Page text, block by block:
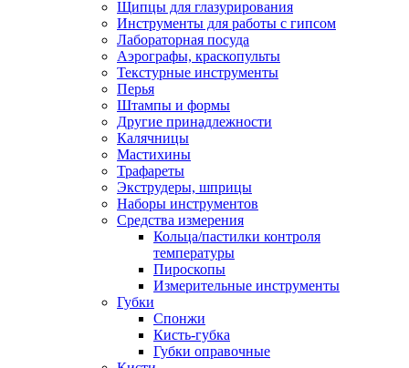
Щипцы для глазурирования
Инструменты для работы с гипсом
Лабораторная посуда
Аэрографы, краскопульты
Текстурные инструменты
Перья
Штампы и формы
Другие принадлежности
Калячницы
Мастихины
Трафареты
Экструдеры, шприцы
Наборы инструментов
Средства измерения
Кольца/пастилки контроля
температуры
Пироскопы
Измерительные инструменты
Губки
Спонжи
Кисть-губка
Губки оправочные